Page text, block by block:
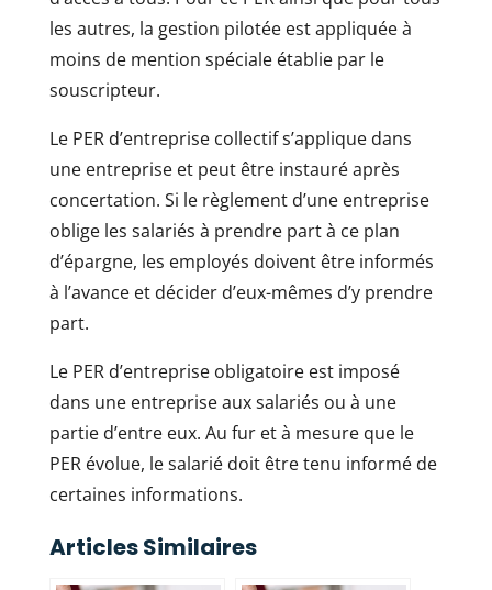
les autres, la gestion pilotée est appliquée à
moins de mention spéciale établie par le
souscripteur.
Le PER d’entreprise collectif s’applique dans
une entreprise et peut être instauré après
concertation. Si le règlement d’une entreprise
oblige les salariés à prendre part à ce plan
d’épargne, les employés doivent être informés
à l’avance et décider d’eux-mêmes d’y prendre
part.
Le PER d’entreprise obligatoire est imposé
dans une entreprise aux salariés ou à une
partie d’entre eux. Au fur et à mesure que le
PER évolue, le salarié doit être tenu informé de
certaines informations.
Articles Similaires